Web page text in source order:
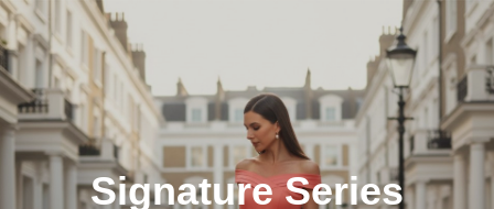
Signature Series